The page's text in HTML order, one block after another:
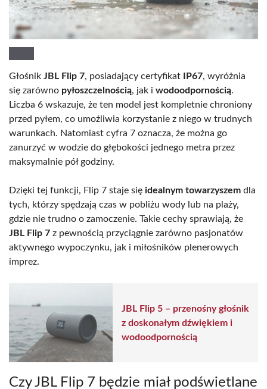
Głośnik JBL Flip 7, posiadający certyfikat IP67, wyróżnia
się zarówno pyłoszczelnością, jak i wodoodpornością.
Liczba 6 wskazuje, że ten model jest kompletnie chroniony
przed pyłem, co umożliwia korzystanie z niego w trudnych
warunkach. Natomiast cyfra 7 oznacza, że można go
zanurzyć w wodzie do głębokości jednego metra przez
maksymalnie pół godziny.
Dzięki tej funkcji, Flip 7 staje się idealnym towarzyszem dla
tych, którzy spędzają czas w pobliżu wody lub na plaży,
gdzie nie trudno o zamoczenie. Takie cechy sprawiają, że
JBL Flip 7 z pewnością przyciągnie zarówno pasjonatów
aktywnego wypoczynku, jak i miłośników plenerowych
imprez.
JBL Flip 5 – przenośny głośnik
z doskonałym dźwiękiem i
wodoodpornością
Czy JBL Flip 7 będzie miał podświetlane